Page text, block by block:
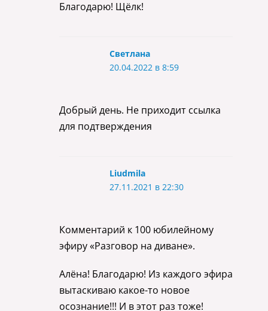
Благодарю! Щёлк!
Светлана
20.04.2022 в 8:59
Добрый день. Не приходит ссылка
для подтверждения
Liudmila
27.11.2021 в 22:30
Комментарий к 100 юбилейному
эфиру «Разговор на диване».
Алёна! Благодарю! Из каждого эфира
вытаскиваю какое-то новое
осознание!!! И в этот раз тоже!